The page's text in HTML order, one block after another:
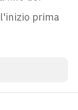
prima